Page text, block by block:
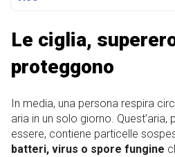
Le ciglia,
proteggono
In media, una persona respira
aria in un solo giorno.
essere, contiene particelle
batteri, virus o spore fungine